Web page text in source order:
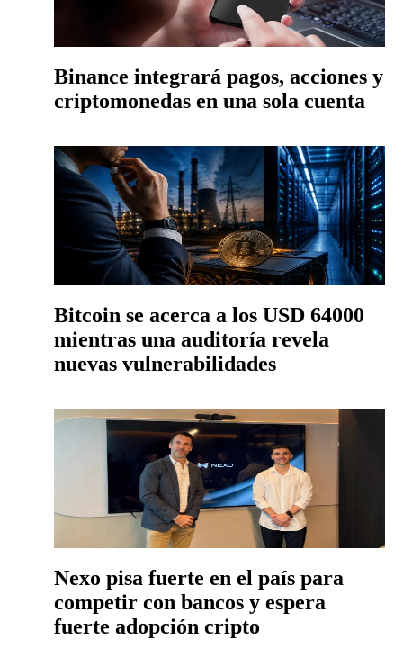
Binance integrará pagos, acciones y
criptomonedas en una sola cuenta
Bitcoin se acerca a los USD 64000
mientras una auditoría revela
nuevas vulnerabilidades
Nexo pisa fuerte en el país para
competir con bancos y espera
fuerte adopción cripto